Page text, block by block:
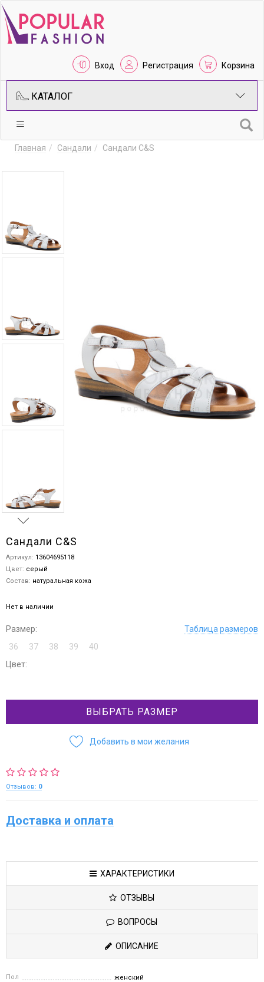
Вход Регистрация Корзина
КАТАЛОГ
Главная Сандали Сандали C&S
Сандали C&S
Артикул: 13604695118
Цвет: серый
Состав: натуральная кожа
Нет в наличии
Размер:
Таблица размеров
36
37 38 39
40
Цвет:
ВЫБРАТЬ РАЗМЕР
Добавить в мои желания
Отзывов: 0
Доставка и оплата
ХАРАКТЕРИСТИКИ
ОТЗЫВЫ
ВОПРОСЫ
ОПИСАНИЕ
Пол женский